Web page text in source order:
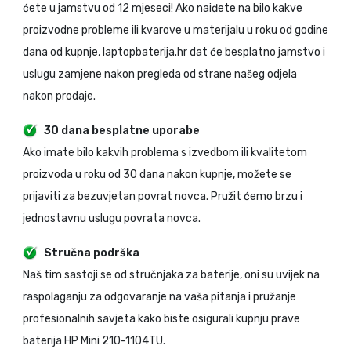
ćete u jamstvu od 12 mjeseci! Ako naiđete na bilo kakve
proizvodne probleme ili kvarove u materijalu u roku od godine
dana od kupnje, laptopbaterija.hr dat će besplatno jamstvo i
uslugu zamjene nakon pregleda od strane našeg odjela
nakon prodaje.
30 dana besplatne uporabe
Ako imate bilo kakvih problema s izvedbom ili kvalitetom
proizvoda u roku od 30 dana nakon kupnje, možete se
prijaviti za bezuvjetan povrat novca. Pružit ćemo brzu i
jednostavnu uslugu povrata novca.
Stručna podrška
Naš tim sastoji se od stručnjaka za baterije, oni su uvijek na
raspolaganju za odgovaranje na vaša pitanja i pružanje
profesionalnih savjeta kako biste osigurali kupnju prave
baterija HP Mini 210-1104TU.